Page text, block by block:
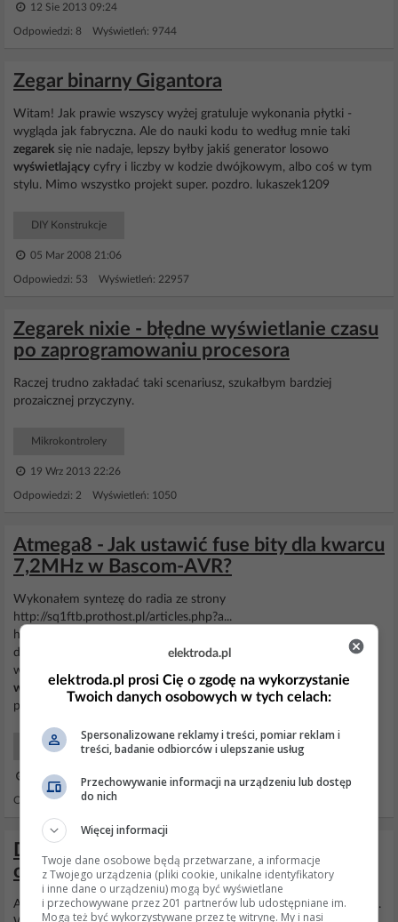
12 Sie 2013 09:24
Odpowiedzi: 8 Wyświetleń: 9744
Zegar binarny Gigantora
Witam! Jak prawie wszyscy wyżej gratuluje wykonania płytki -
wygląda jak fabryczna. Ale do nauki kodu to według mnie taki
zegarek się nie nadaje, lepszy byłby jakiś generator losowo
wyświetlający cyfry i liczby w kodzie dwójkowym, albo coś w tym
stylu. Mimo wszystko projekt super. pozdro. lukaszek1209
DIY Konstrukcje
05 Mar 2008 21:06
Odpowiedzi: 53 Wyświetleń: 22957
Zegarek nixie - błędne wyświetlanie czasu
po zaprogramowaniu procesora
Raczej trudno zakładać taki scenariusz, szukałbym bardziej
prozaicznej przyczyny.
Mikrokontrolery
19 Wrz 2013 22:26
Odpowiedzi: 2 Wyświetleń: 1050
Atmega8 - Jak ustawić fuse bity dla kwarcu
7,2MHz w Bascom-AVR?
Wykonałem syntezę do radia ze strony
http://sq1ftb.prothost.pl/articles.php?a...
http://obrazki.elektroda.pl/2235817300_1... Generator i separator
działa, scalak syntezy LM7001 pracuje z kwarcem 7,2MHz, po
wyjęciu jego Atmega prawidłowo "milczy" tzn. brak wtedy
wyświetlania częstotliwości zmian na enkoderze itd. Ta część
programu...
Mikrokontrolery Początkujący
03 Maj 2012 23:05
Odpowiedzi: 3 Wyświetleń: 3377
Dlaczego liczniki energii elektrycznej nas
oszukują?
A co mazegarekwyświetlany na wyświetlaczu od zegara procesora.
elektroda.pl
elektroda.pl prosi Cię o zgodę na wykorzystanie
Twoich danych osobowych w tych celach:
Spersonalizowane reklamy i treści, pomiar reklam i
treści, badanie odbiorców i ulepszanie usług
Przechowywanie informacji na urządzeniu lub dostęp
do nich
Więcej informacji
Twoje dane osobowe będą przetwarzane, a informacje
z Twojego urządzenia (pliki cookie, unikalne identyfikatory
i inne dane o urządzeniu) mogą być wyświetlane
i przechowywane przez 201 partnerów lub udostępniane im.
Mogą też być wykorzystywane przez tę witrynę. My i nasi